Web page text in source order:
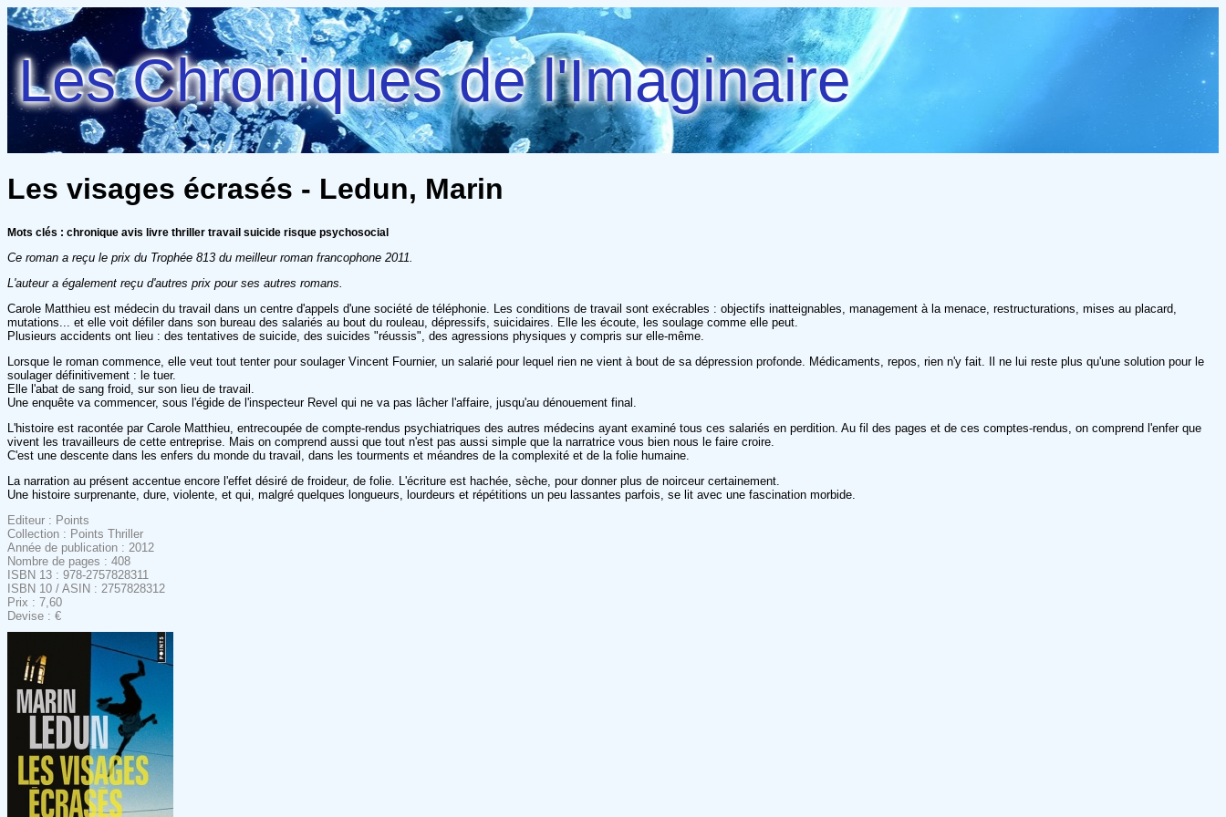
Les Chroniques de l'Imaginaire
Les visages écrasés - Ledun, Marin
Mots clés : chronique avis livre thriller travail suicide risque psychosocial
Ce roman a reçu le prix du Trophée 813 du meilleur roman francophone 2011
L'auteur a également reçu d'autres prix pour ses autres romans.
Carole Matthieu est médecin du travail dans un centre d'appels d'une société de téléphonie. Les conditions de travail sont exécrables : objectifs inatteignables, management à la menace, restructurations, mises au placard,
mutations... et elle voit défiler dans son bureau des salariés au bout du rouleau, dépressifs, suicidaires. Elle les écoute, les soulage comme elle peut.
Plusieurs accidents ont lieu : des tentatives de suicide, des suicides "réussis", des agressions physiques y compris sur elle-même.
Lorsque le roman commence, elle veut tout tenter pour soulager Vincent Fournier, un salarié pour lequel rien ne vient à bout de sa dépression profonde. Médicaments, repos, rien n'y fait. Il ne lui reste plus qu'une solution pour le
soulager définitivement : le tuer.
Elle l'abat de sang froid, sur son lieu de travail.
Une enquête va commencer, sous l'égide de l'inspecteur Revel qui ne va pas lâcher l'affaire, jusqu'au dénouement final.
L'histoire est racontée par Carole Matthieu, entrecoupée de compte-rendus psychiatriques des autres médecins ayant examiné tous ces salariés en perdition. Au fil des pages et de ces comptes-rendus, on comprend l'enfer que
vivent les travailleurs de cette entreprise. Mais on comprend aussi que tout n'est pas aussi simple que la narratrice vous bien nous le faire croire.
C'est une descente dans les enfers du monde du travail, dans les tourments et méandres de la complexité et de la folie humaine.
La narration au présent accentue encore l'effet désiré de froideur, de folie. L'écriture est hachée, sèche, pour donner plus de noirceur certainement.
Une histoire surprenante, dure, violente, et qui, malgré quelques longueurs, lourdeurs et répétitions un peu lassantes parfois, se lit avec une fascination morbide.
Editeur : Points
Collection : Points Thriller
Année de publication : 2012
Nombre de pages : 408
ISBN 13 : 978-2757828311
ISBN 10 / ASIN : 2757828312
Prix : 7,60
Devise : €